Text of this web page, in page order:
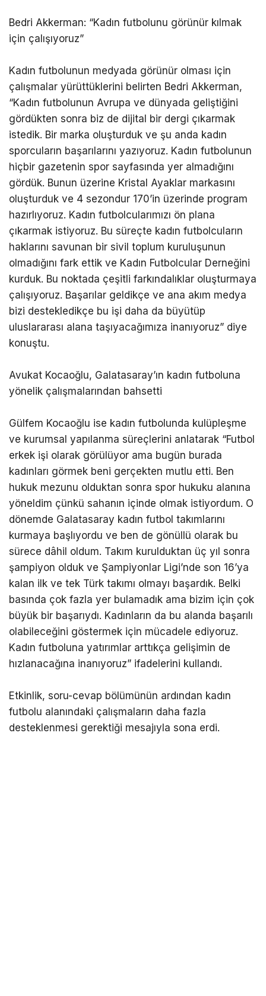
Bedri Akkerman: “Kadın futbolunu görünür kılmak
için çalışıyoruz”
Kadın futbolunun medyada görünür olması için
çalışmalar yürüttüklerini belirten Bedri Akkerman,
“Kadın futbolunun Avrupa ve dünyada geliştiğini
gördükten sonra biz de dijital bir dergi çıkarmak
istedik. Bir marka oluşturduk ve şu anda kadın
sporcuların başarılarını yazıyoruz. Kadın futbolunun
hiçbir gazetenin spor sayfasında yer almadığını
gördük. Bunun üzerine Kristal Ayaklar markasını
oluşturduk ve 4 sezondur 170’in üzerinde program
hazırlıyoruz. Kadın futbolcularımızı ön plana
çıkarmak istiyoruz. Bu süreçte kadın futbolcuların
haklarını savunan bir sivil toplum kuruluşunun
olmadığını fark ettik ve Kadın Futbolcular Derneğini
kurduk. Bu noktada çeşitli farkındalıklar oluşturmaya
çalışıyoruz. Başarılar geldikçe ve ana akım medya
bizi destekledikçe bu işi daha da büyütüp
uluslararası alana taşıyacağımıza inanıyoruz” diye
konuştu.
Avukat Kocaoğlu, Galatasaray’ın kadın futboluna
yönelik çalışmalarından bahsetti
Gülfem Kocaoğlu ise kadın futbolunda kulüpleşme
ve kurumsal yapılanma süreçlerini anlatarak “Futbol
erkek işi olarak görülüyor ama bugün burada
kadınları görmek beni gerçekten mutlu etti. Ben
hukuk mezunu olduktan sonra spor hukuku alanına
yöneldim çünkü sahanın içinde olmak istiyordum. O
dönemde Galatasaray kadın futbol takımlarını
kurmaya başlıyordu ve ben de gönüllü olarak bu
sürece dâhil oldum. Takım kurulduktan üç yıl sonra
şampiyon olduk ve Şampiyonlar Ligi’nde son 16’ya
kalan ilk ve tek Türk takımı olmayı başardık. Belki
basında çok fazla yer bulamadık ama bizim için çok
büyük bir başarıydı. Kadınların da bu alanda başarılı
olabileceğini göstermek için mücadele ediyoruz.
Kadın futboluna yatırımlar arttıkça gelişimin de
hızlanacağına inanıyoruz” ifadelerini kullandı.
Etkinlik, soru-cevap bölümünün ardından kadın
futbolu alanındaki çalışmaların daha fazla
desteklenmesi gerektiği mesajıyla sona erdi.